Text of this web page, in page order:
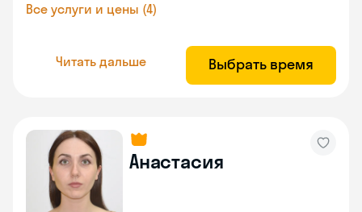
Все услуги и цены (4)
Читать дальше Выбрать время
Анастасия